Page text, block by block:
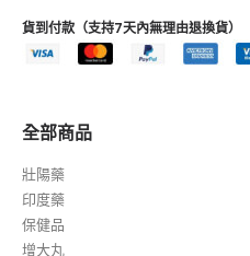
貨到付款（支持7天內無理由退換貨）
全部商品
壯陽藥
印度藥
保健品
增大丸